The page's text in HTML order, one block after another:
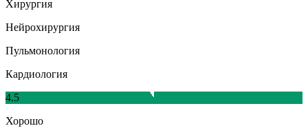
Хирургия
Нейрохирургия
Пульмонология
Кардиология
4.5
Хорошо